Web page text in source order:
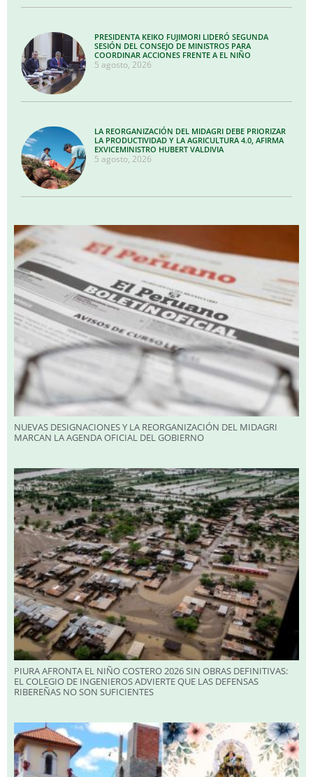
PRESIDENTA KEIKO FUJIMORI LIDERÓ SEGUNDA
SESIÓN DEL CONSEJO DE MINISTROS PARA
COORDINAR ACCIONES FRENTE A EL NIÑO
5 agosto, 2026
LA REORGANIZACIÓN DEL MIDAGRI DEBE PRIORIZAR
LA PRODUCTIVIDAD Y LA AGRICULTURA 4.0, AFIRMA
EXVICEMINISTRO HUBERT VALDIVIA
5 agosto, 2026
NUEVAS DESIGNACIONES Y LA REORGANIZACIÓN DEL MIDAGRI
MARCAN LA AGENDA OFICIAL DEL GOBIERNO
PIURA AFRONTA EL NIÑO COSTERO 2026 SIN OBRAS DEFINITIVAS:
EL COLEGIO DE INGENIEROS ADVIERTE QUE LAS DEFENSAS
RIBEREÑAS NO SON SUFICIENTES